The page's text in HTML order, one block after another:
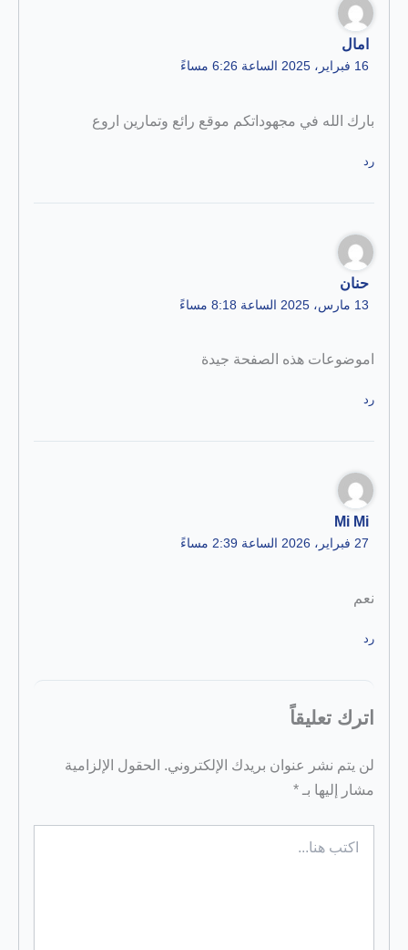
امال
16 فبراير، 2025 الساعة 6:26 مساءً
بارك الله في مجهوداتكم موقع رائع وتمارين اروع
رد
حنان
13 مارس، 2025 الساعة 8:18 مساءً
اموضوعات هذه الصفحة جيدة
رد
Mi Mi
27 فبراير، 2026 الساعة 2:39 مساءً
نعم
رد
اترك تعليقاً
لن يتم نشر عنوان بريدك الإلكتروني. الحقول الإلزامية
مشار إليها بـ*
هنا...